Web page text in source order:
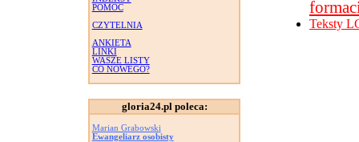
POMOC
CZYTELNIA
ANKIETA
LINKI
WASZE LISTY
CO NOWEGO?
gloria24.pl poleca:
Marian Grabowski
Ewangeliarz osobisty
Teksty